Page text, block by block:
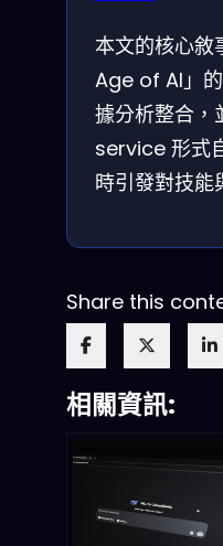
本文的核心
Age of AI」
據分析整合
service 形式
時引發對技能
Share this
相關資訊: